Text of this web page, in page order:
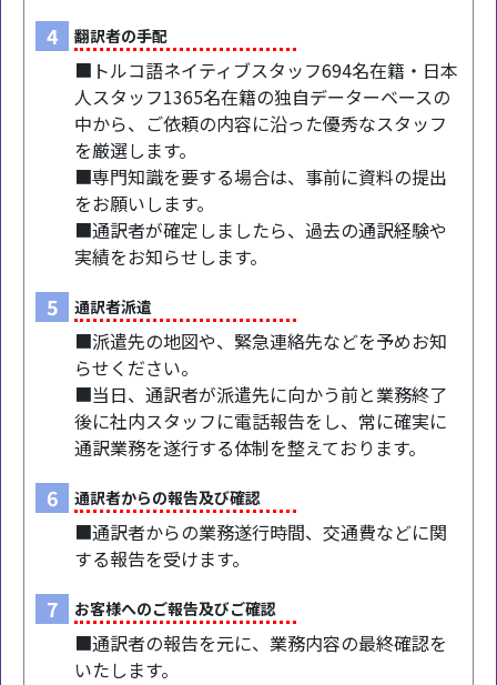
4 翻訳者の手配
■トルコ語ネイティブスタッフ694名在籍・日本
人スタッフ1365名在籍の独自データーベースの
中から、ご依頼の内容に沿った優秀なスタッフ
を厳選します。
■専門知識を要する場合は、事前に資料の提出
をお願いします。
■通訳者が確定しましたら、過去の通訳経験や
実績をお知らせします。
5 通訳者派遣
■派遣先の地図や、緊急連絡先などを予めお知
らせください。
■当日、通訳者が派遣先に向かう前と業務終了
後に社内スタッフに電話報告をし、常に確実に
通訳業務を遂行する体制を整えております。
6 通訳者からの報告及び確認
■通訳者からの業務遂行時間、交通費などに関
する報告を受けます。
7 お客様へのご報告及びご確認
■通訳者の報告を元に、業務内容の最終確認を
いたします。